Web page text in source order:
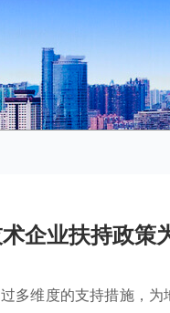
企业扶持政策
多维度的支持措施，